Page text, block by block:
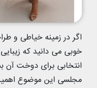
اگر در زمینه خیاطی و
خوبی می دانید که
انتخابی برای دوخت آن
مجلسی این موضوع